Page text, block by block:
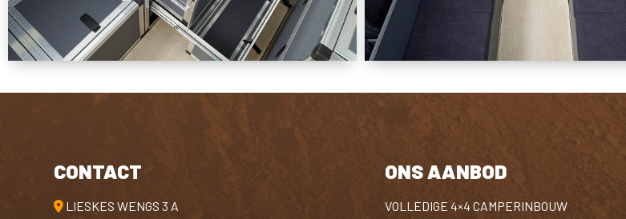
CONTACT
LIESKES WENGS 3 A
ONS AANBOD
VOLLEDIGE 4×4 CAMPERINBOUW